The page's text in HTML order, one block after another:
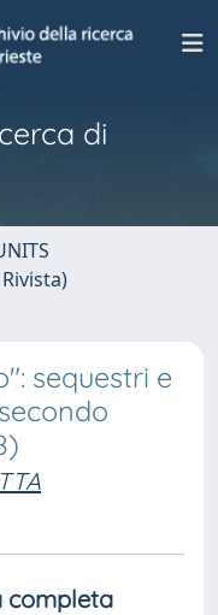
di
sequestri e
completa